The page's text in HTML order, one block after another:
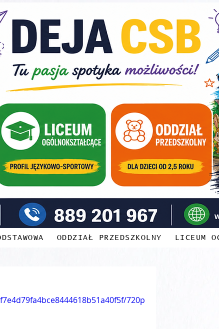
ODDZIAŁ PRZEDSZKOLNY LICEUM
720p